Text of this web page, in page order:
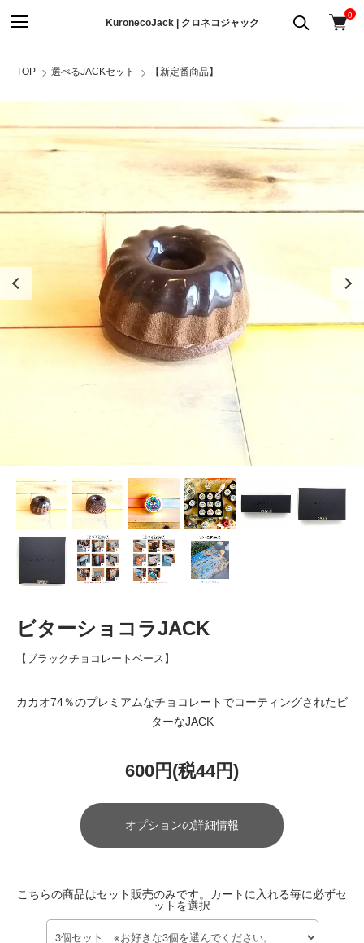
KuronecoJack | クロネコジャック
0
TOP 選べるJACKセット 【新定番商品】
ビターショコラJACK
【ブラックチョコレートベース】
カカオ74％のプレミアムなチョコレートでコーティングされたビ
ターなJACK
600円(税44円)
オプションの詳細情報
こちらの商品はセット販売のみです。カートに入れる毎に必ずセ
ットを選択